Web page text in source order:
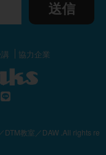
送信
協力企業
教室／DAW .All rights re